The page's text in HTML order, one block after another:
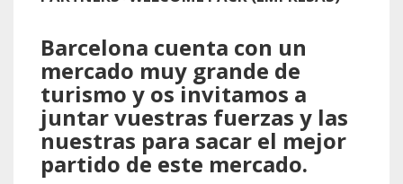
Barcelona cuenta con un
mercado muy grande de
turismo y os invitamos a
juntar vuestras fuerzas y las
nuestras para sacar el mejor
partido de este mercado.